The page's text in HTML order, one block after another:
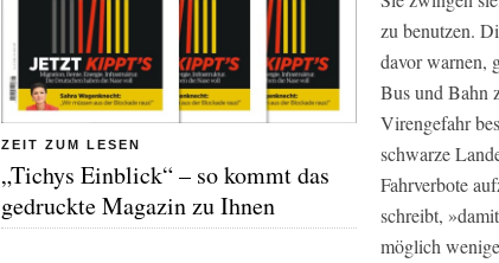
ZEIT ZUM LESEN
„Tichys Einblick“ – so kommt das
gedruckte Magazin zu Ihnen
zu benutzen.
davor warnen,
Bus und Bahn
Virengefahr
schwarze
Fahrverbote
schreibt,
möglich